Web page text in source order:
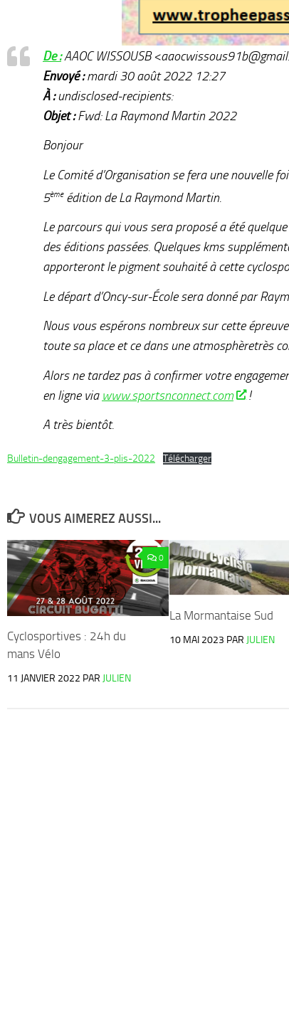
De :AAOC WISSOUSB
Envoyé :mardi 30 août 2022 12:27
À :undisclosed-recipients:
Objet :Fwd: La Raymond Martin 2022
Bonjour
Le Comité d’Organisation se fera une nouvelle
5èmeédition de La Raymond Martin.
Le parcours qui vous sera proposé a été
des éditions passées. Quelques kms
apporteront le pigment souhaité à cette
Le départ d’Oncy-sur-École sera donné par
Nous vous espérons nombreux sur cette
toute sa place et ce dans une atmosphèretrès
Alors ne tardez pas à confirmer votre
en ligne via www.sportsnconnect.com
!
A très bientôt.
Bulletin-dengagement-3-plis-2022 Télécharger
VOUS AIMEREZ AUSSI...
0
Cyclosportives : 24h du
mans Vélo
11 JANVIER 2022 PAR JULIEN
La Mormantaise Sud
10 MAI 2023 PAR JULIEN